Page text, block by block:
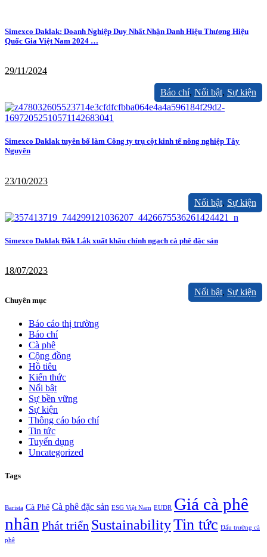
Simexco Daklak: Doanh Nghiệp Duy Nhất Nhận Danh Hiệu Thương Hiệu
Quốc Gia Việt Nam 2024 …
29/11/2024
Báo chí, Nổi bật, Sự kiện
Simexco Daklak tuyên bố làm Công ty trụ cột kinh tế nông nghiệp Tây
Nguyên
23/10/2023
Nổi bật, Sự kiện
Simexco Daklak Đắk Lắk xuất khẩu chính ngạch cà phê đặc sản
18/07/2023
Nổi bật, Sự kiện
Chuyên mục
Báo cáo thị trường
Báo chí
Cà phê
Cộng đồng
Hồ tiêu
Kiến thức
Nổi bật
Sự bền vững
Sự kiện
Thông cáo báo chí
Tin tức
Tuyển dụng
Uncategorized
Tags
Barista Cà Phê Cà phê đặc sản ESG Việt Nam EUDR Giá cà phê
nhân Phát triển SustainabilityTin tức Đấu trường cà
phê